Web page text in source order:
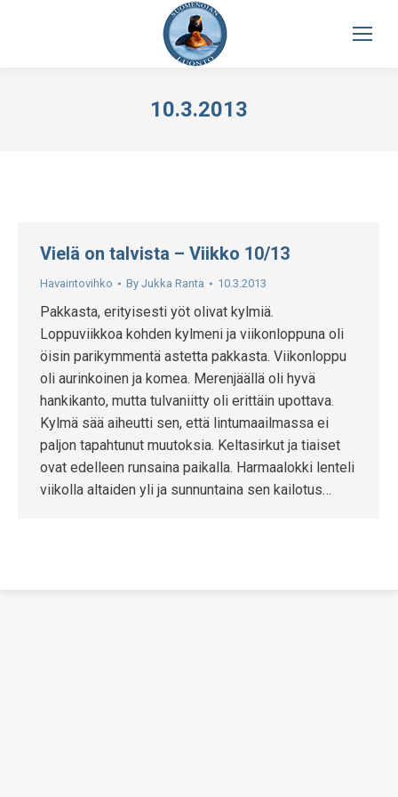
10.3.2013
Vielä on talvista – Viikko 10/13
Havaintovihko By Jukka Ranta 10.3.2013
Pakkasta, erityisesti yöt olivat kylmiä.
Loppuviikkoa kohden kylmeni ja viikonloppuna oli
öisin parikymmentä astetta pakkasta. Viikonloppu
oli aurinkoinen ja komea. Merenjäällä oli hyvä
hankikanto, mutta tulvaniitty oli erittäin upottava.
Kylmä sää aiheutti sen, että lintumaailmassa ei
paljon tapahtunut muutoksia. Keltasirkut ja tiaiset
ovat edelleen runsaina paikalla. Harmaalokki lenteli
viikolla altaiden yli ja sunnuntaina sen kailotus…